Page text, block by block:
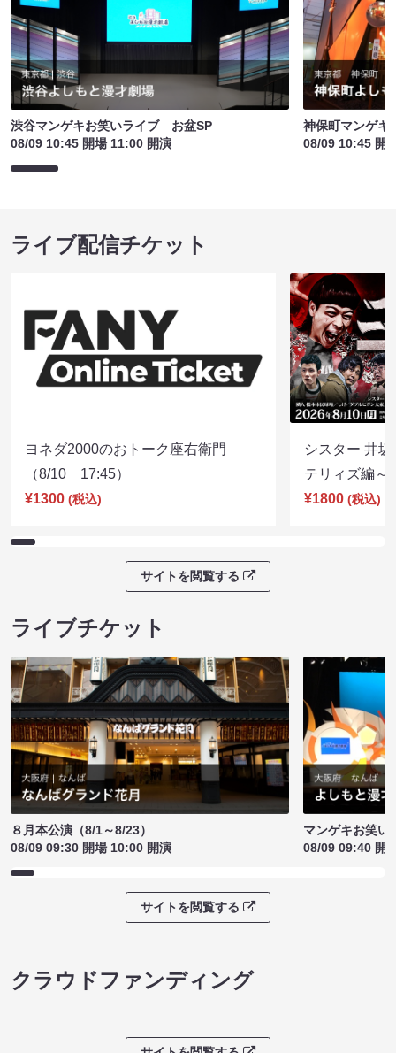
渋谷マンゲキお笑いライブ お盆SP
08/09 10:45 開場 11:00 開演
神保町マンゲキ
08/09 10:45 開
ライブ配信チケット
ヨネダ2000のおトーク座右衛門
（8/10 17:45）
¥1300 (税込)
シスター 井
テリィズ編
¥1800 (税込)
サイトを閲覧する
ライブチケット
８月本公演（8/1～8/23）
08/09 09:30 開場 10:00 開演
マンゲキお笑い
08/09 09:40 開
サイトを閲覧する
クラウドファンディング